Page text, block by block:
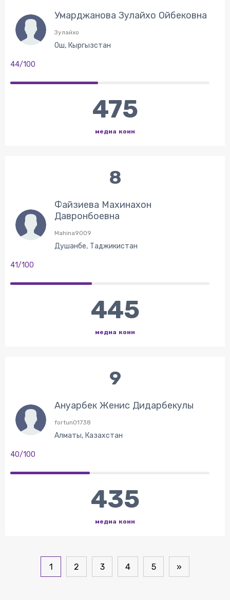
Умарджанова Зулайхо Ойбековна
Зулайхо
Ош, Кыргызстан
44/100
475
медиа коин
8
Файзиева Махинахон
Давронбоевна
Mahina9009
Душанбе, Таджикистан
41/100
445
медиа коин
9
Ануарбек Женис Дидарбекулы
fortun01738
Алматы, Казахстан
40/100
435
медиа коин
1 2 3 4 5 »